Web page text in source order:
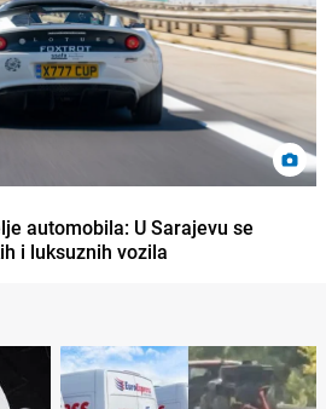
automobila: U Sarajevu se
i luksuznih vozila